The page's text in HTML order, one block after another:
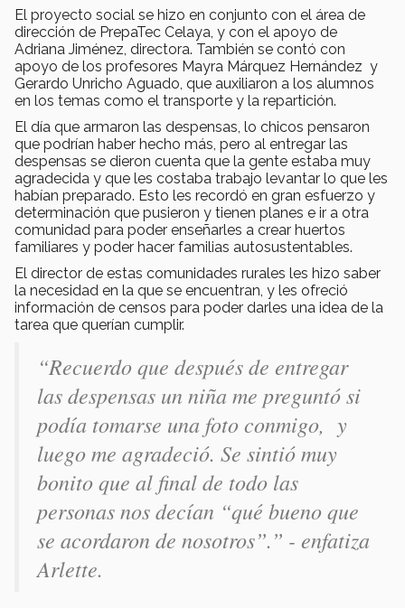
El proyecto social se hizo en conjunto con el área de
dirección de PrepaTec Celaya, y con el apoyo de
Adriana Jiménez, directora. También se contó con
apoyo de los profesores Mayra Márquez Hernández y
Gerardo Unricho Aguado, que auxiliaron a los alumnos
en los temas como el transporte y la repartición.
El día que armaron las despensas, lo chicos pensaron
que podrían haber hecho más, pero al entregar las
despensas se dieron cuenta que la gente estaba muy
agradecida y que les costaba trabajo levantar lo que les
habían preparado. Esto les recordó en gran esfuerzo y
determinación que pusieron y tienen planes e ir a otra
comunidad para poder enseñarles a crear huertos
familiares y poder hacer familias autosustentables.
El director de estas comunidades rurales les hizo saber
la necesidad en la que se encuentran, y les ofreció
información de censos para poder darles una idea de la
tarea que querían cumplir.
“Recuerdo que después de entregar
las despensas un niña me preguntó si
podía tomarse una foto conmigo, y
luego me agradeció. Se sintió muy
bonito que al final de todo las
personas nos decían “qué bueno que
se acordaron de nosotros”.” - enfatiza
Arlette.